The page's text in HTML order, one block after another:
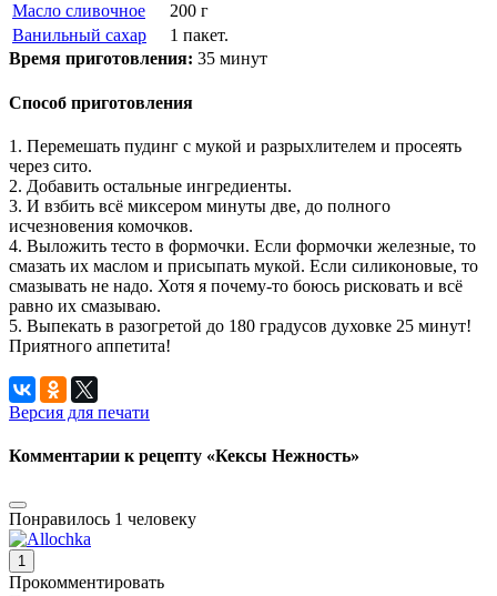
Масло сливочное
200 г
Ванильный сахар
1 пакет.
Время приготовления: 35 минут
Способ приготовления
1. Перемешать пудинг с мукой и разрыхлителем и просеять
через сито.
2. Добавить остальные ингредиенты.
3. И взбить всё миксером минуты две, до полного
исчезновения комочков.
4. Выложить тесто в формочки. Если формочки железные, то
смазать их маслом и присыпать мукой. Если силиконовые, то
смазывать не надо. Хотя я почему-то боюсь рисковать и всё
равно их смазываю.
5. Выпекать в разогретой до 180 градусов духовке 25 минут!
Приятного аппетита!
Версия для печати
Комментарии к рецепту «Кексы Нежность»
Понравилось 1 человеку
1
Прокомментировать